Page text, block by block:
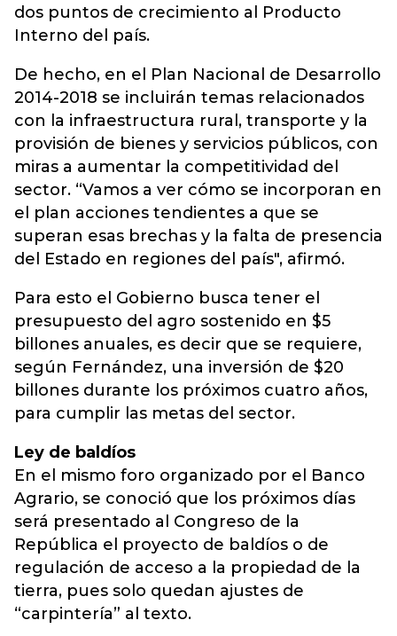
dos puntos de crecimiento al Producto
Interno del país.
De hecho, en el Plan Nacional de Desarrollo
2014-2018 se incluirán temas relacionados
con la infraestructura rural, transporte y la
provisión de bienes y servicios públicos, con
miras a aumentar la competitividad del
sector. “Vamos a ver cómo se incorporan en
el plan acciones tendientes a que se
superan esas brechas y la falta de presencia
del Estado en regiones del país", afirmó.
Para esto el Gobierno busca tener el
presupuesto del agro sostenido en $5
billones anuales, es decir que se requiere,
según Fernández, una inversión de $20
billones durante los próximos cuatro años,
para cumplir las metas del sector.
Ley de baldíos
En el mismo foro organizado por el Banco
Agrario, se conoció que los próximos días
será presentado al Congreso de la
República el proyecto de baldíos o de
regulación de acceso a la propiedad de la
tierra, pues solo quedan ajustes de
“carpintería” al texto.